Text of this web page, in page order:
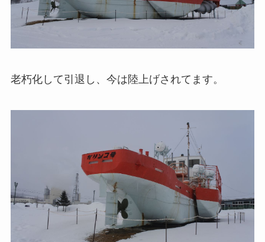
老朽化して引退し、今は陸上げされてます。